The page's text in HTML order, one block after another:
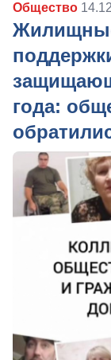
Общество
года: